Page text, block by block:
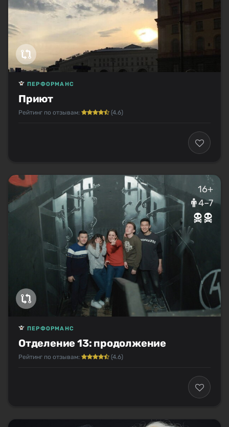
Приют
ПЕРФОРМАНС
Рейтинг по отзывам: (4.6)
16+
4–7
Отделение 13: продолжение
ПЕРФОРМАНС
Рейтинг по отзывам: (4.6)